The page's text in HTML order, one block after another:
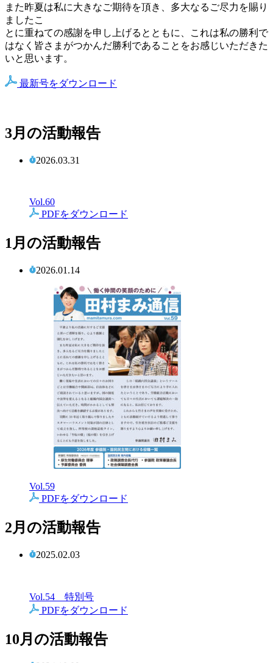
また昨夏は私に大きなご期待を頂き、多大なるご尽力を賜り
ましたこ
とに重ねての感謝を申し上げるとともに、これは私の勝利で
はなく皆さまがつかんだ勝利であることをお感じいただきた
いと思います。
最新号をダウンロード
3月の活動報告
2026.03.31
Vol.60
PDFをダウンロード
1月の活動報告
2026.01.14
Vol.59
PDFをダウンロード
2月の活動報告
2025.02.03
Vol.54 特別号
PDFをダウンロード
10月の活動報告